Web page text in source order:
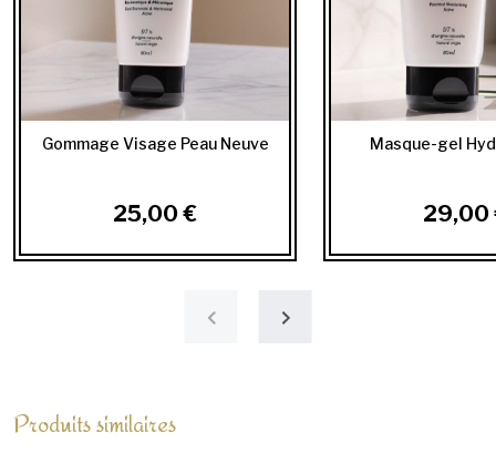
Gommage Visage Peau Neuve
25,00 €
Masque-gel
29,00
Produits similaires